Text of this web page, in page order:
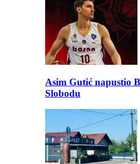
Asim Gutić napustio
Slobodu